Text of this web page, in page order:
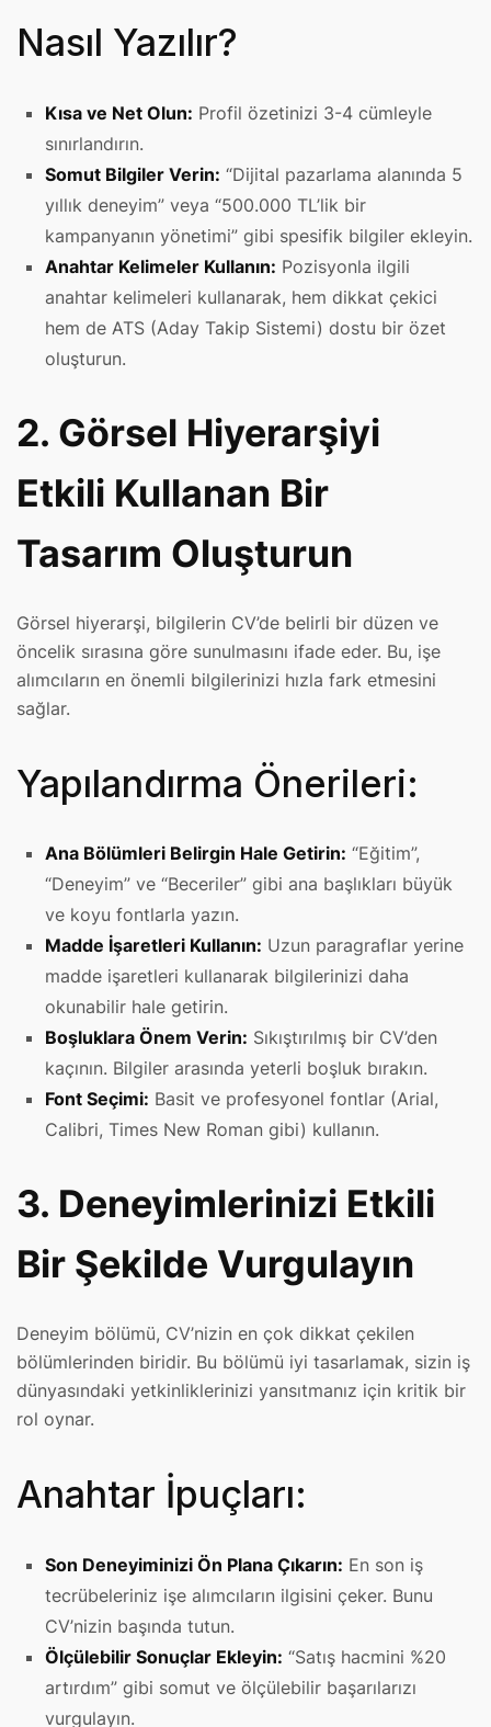
Nasıl Yazılır?
Kısa ve Net Olun: Profil özetinizi 3-4 cümleyle
sınırlandırın.
Somut Bilgiler Verin: “Dijital pazarlama alanında 5
yıllık deneyim” veya “500.000 TL’lik bir
kampanyanın yönetimi” gibi spesifik bilgiler ekleyin.
Anahtar Kelimeler Kullanın: Pozisyonla ilgili
anahtar kelimeleri kullanarak, hem dikkat çekici
hem de ATS (Aday Takip Sistemi) dostu bir özet
oluşturun.
2. Görsel Hiyerarşiyi
Etkili Kullanan Bir
Tasarım Oluşturun
Görsel hiyerarşi, bilgilerin CV’de belirli bir düzen ve
öncelik sırasına göre sunulmasını ifade eder. Bu, işe
alımcıların en önemli bilgilerinizi hızla fark etmesini
sağlar.
Yapılandırma Önerileri:
Ana Bölümleri Belirgin Hale Getirin: “Eğitim”,
“Deneyim” ve “Beceriler” gibi ana başlıkları büyük
ve koyu fontlarla yazın.
Madde İşaretleri Kullanın: Uzun paragraflar yerine
madde işaretleri kullanarak bilgilerinizi daha
okunabilir hale getirin.
Boşluklara Önem Verin: Sıkıştırılmış bir CV’den
kaçının. Bilgiler arasında yeterli boşluk bırakın.
Font Seçimi: Basit ve profesyonel fontlar (Arial,
Calibri, Times New Roman gibi) kullanın.
3. Deneyimlerinizi Etkili
Bir Şekilde Vurgulayın
Deneyim bölümü, CV’nizin en çok dikkat çekilen
bölümlerinden biridir. Bu bölümü iyi tasarlamak, sizin iş
dünyasındaki yetkinliklerinizi yansıtmanız için kritik bir
rol oynar.
Anahtar İpuçları:
Son Deneyiminizi Ön Plana Çıkarın: En son iş
tecrübeleriniz işe alımcıların ilgisini çeker. Bunu
CV’nizin başında tutun.
Ölçülebilir Sonuçlar Ekleyin: “Satış hacmini %20
artırdım” gibi somut ve ölçülebilir başarılarızı
vurgulayın.